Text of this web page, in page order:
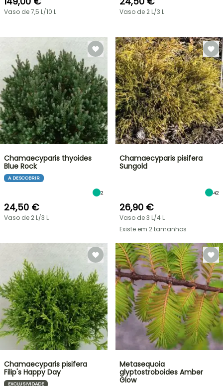
Vaso de 7,5 L/10 L Vaso de 2 L/3 L
Chamaecyparis thyoides
Blue Rock
A DESCOBRIR
2
24,50 €
Vaso de 2 L/3 L
Chamaecyparis pisifera
Sungold
42
26,90 €
Vaso de 3 L/4 L
Existe em 2 tamanhos
Chamaecyparis pisifera
Filip's Happy Day
EXCLUSIVIDADE
Metasequoia
glyptostroboides Amber
Glow